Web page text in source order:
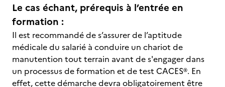
Le cas échant, prérequis à l’entrée en
formation :
Il est recommandé de s’assurer de l’aptitude
médicale du salarié à conduire un chariot de
manutention tout terrain avant de s'engager dans
un processus de formation et de test CACES®. En
effet, cette démarche devra obligatoirement être